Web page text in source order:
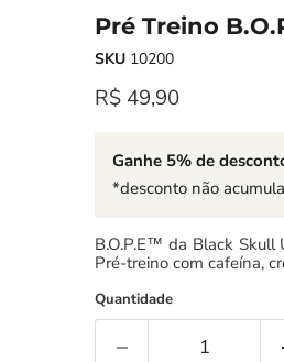
Pré Treino
SKU 10200
Preço Atual
R$ 49,90
Ganhe 5% de
*desconto não
B.O.P.E™ da Black
Pré-treino com cafeína,
Quantidade